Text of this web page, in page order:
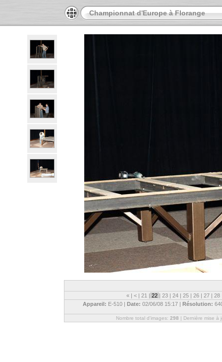
Championnat d'Europe à Florange
« | < | 21 | 22 | 23 | 24 | 25 | 26 | 27 | 28
Appareil: E-510 | Date: 02/06/08 15:17 | Résolution:
Nombre total d'images: 298 | Dernière mise à